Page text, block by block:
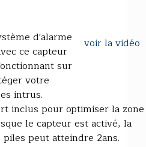
voir la vidéo
d'alarme
ce capteur
sur
votre
intrus.
inclus pour optimiser la zone
le capteur est activé, la
peut atteindre 2ans.